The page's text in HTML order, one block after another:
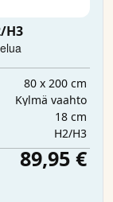
H3
80 x 200 cm
Kylmä vaahto
18 cm
H2/H3
89,95 €